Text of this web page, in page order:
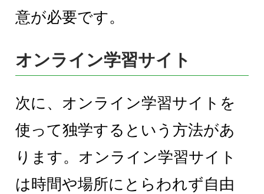
意が必要です。
オンライン学習サイト
次に、オンライン学習サイトを
使って独学するという方法があ
ります。オンライン学習サイト
は時間や場所にとらわれず自由